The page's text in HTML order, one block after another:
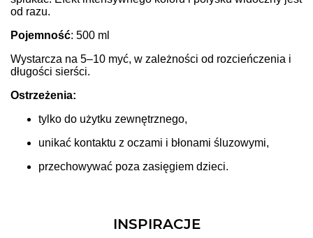
od razu.
Pojemność: 500 ml
Wystarcza na 5–10 myć, w zależności od rozcieńczenia i
długości sierści.
Ostrzeżenia:
tylko do użytku zewnętrznego,
unikać kontaktu z oczami i błonami śluzowymi,
przechowywać poza zasięgiem dzieci.
INSPIRACJE